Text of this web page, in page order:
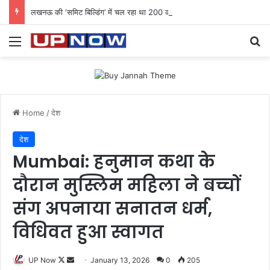
Menu
Home /देश
देश
Mumbai: हनुमान कथा के
दौरान मुस्लिम महिला ने बच्चों
संग अपनाया सनातन धर्म,
विधिवत हुआ स्वागत
UP Now
Follow
SendJanuary 13, 2026 0 205